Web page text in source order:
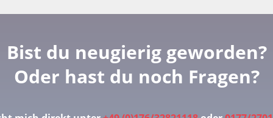
Bist du neugierig geworden?
Oder hast du noch Fragen?